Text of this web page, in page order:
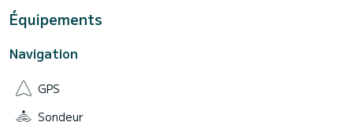
Équipements
Navigation
GPS
Sondeur